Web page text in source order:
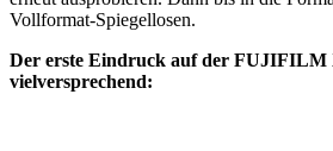
Vollformat-Spiegellosen.
Der erste Eindruck auf der FUJIFILM
vielversprechend: